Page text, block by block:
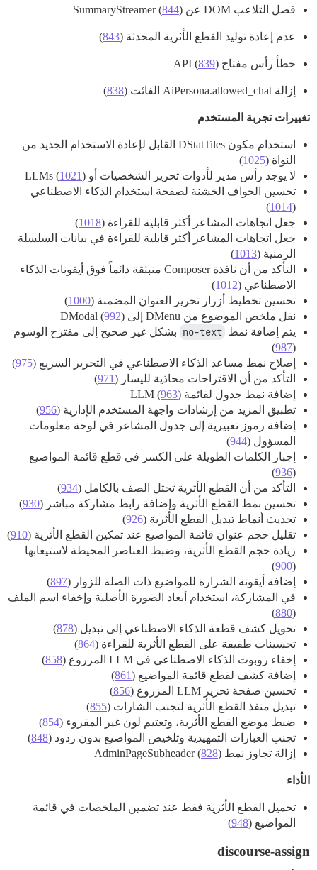
فصل التلاعب DOM عن SummaryStreamer ( 844)
عدم إعادة توليد القطع الأثرية المحدثة (843
)
خطأ رأس مفتاح API ( 839)
إزالة AiPersona.allowed_chat الفائت ( 838
)
تغييرات تجربة المستخدم
استخدام مكون DStatTiles القابل لإعادة الاستخدام الجديد من
النواة (1025
)
لا يوجد رأس مدير لأدوات تحرير الشخصيات أو LLMs (
1021)
تحسين الحواف الخشنة لصفحة استخدام الذكاء الاصطناعي
(
1014
)
جعل اتجاهات المشاعر أكثر قابلية للقراءة (1018
)
جعل اتجاهات المشاعر أكثر قابلية للقراءة في بيانات السلسلة
الزمنية (1013
)
التأكد من أن نافذة Composer منبثقة دائماً فوق أيقونات الذكاء
الاصطناعي (1012
)
تحسين تخطيط أزرار تحرير العنوان المضمنة (1000
)
نقل ملخص الموضوع من DMenu إلى DModal (
992)
يتم إضافة نمط no-text بشكل غير صحيح إلى مقترح الوسوم
(
987
)
إصلاح نمط مساعد الذكاء الاصطناعي في التحرير السريع (975
)
التأكد من أن الاقتراحات محاذية لليسار (971
)
إضافة نمط جدول لقائمة LLM ( 963)
تطبيق المزيد من إرشادات واجهة المستخدم الإدارية (956
)
إضافة رموز تعبيرية إلى جدول المشاعر في لوحة معلومات
المسؤول (944
)
إجبار الكلمات الطويلة على الكسر في قطع قائمة المواضيع
(
936
)
التأكد من أن القطع الأثرية تحتل الصف بالكامل (934
)
تحسين نمط القطع الأثرية وإضافة رابط مشاركة مباشر (930
)
تحديث أنماط تبديل القطع الأثرية (926
)
تقليل حجم عنوان قائمة المواضيع عند تمكين القطع الأثرية (910
)
زيادة حجم القطع الأثرية، وضبط العناصر المحيطة لاستيعابها
(
900
)
إضافة أيقونة الشرارة للمواضيع ذات الصلة للزوار (897
)
في المشاركة، استخدام أبعاد الصورة الأصلية وإخفاء اسم الملف
(
880
)
تحويل كشف قطعة الذكاء الاصطناعي إلى تبديل (878
)
تحسينات طفيفة على القطع الأثرية للقراءة (864
)
إخفاء روبوت الذكاء الاصطناعي في LLM المزروع (
858
)
إضافة كشف لقطع قائمة المواضيع (861
)
تحسين صفحة تحرير LLM المزروع (
856
)
تبديل منفذ القطع الأثرية لتجنب الشارات (855
)
ضبط موضع القطع الأثرية، وتعتيم لون غير المقروء (854
)
تجنب العبارات التمهيدية وتلخيص المواضيع بدون ردود (848
)
إزالة تجاوز نمط AdminPageSubheader ( 828)
الأداء
تحميل القطع الأثرية فقط عند تضمين الملخصات في قائمة
المواضيع (948
)
discourse-assign